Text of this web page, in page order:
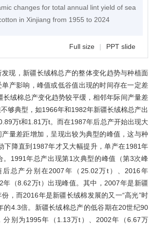
changes for total annual lint yield of sea
in Xinjiang from 1955 to 2024
Full size | PPT slide
现，新疆长绒棉总产的整体变化趋势与种植面
产影响，峰值或低谷值出现的时间存在一定差
长绒棉总产变化趋势较平缓，相邻年际间产量差
够典型，如1966年和1982年新疆长绒棉总产出
万t和1.81万t。而在1987年后总产开始出现大
量差距增加，呈现出较为典型的峰值，这与种
下降直到1987年才又大幅提升，单产在1981年
。1991年总产出现第1次典型的峰值（第3次峰
总产分别在2007年（25.02万t）、2016年
年（8.62万t）出现峰值。其中，2007年是新疆
，而2016年是新疆长绒棉发展的又一“高光”时
的4.3倍。新疆长绒棉总产的低谷期在20世纪90
分别为1995年（1.13万t）、2002年（6.67万